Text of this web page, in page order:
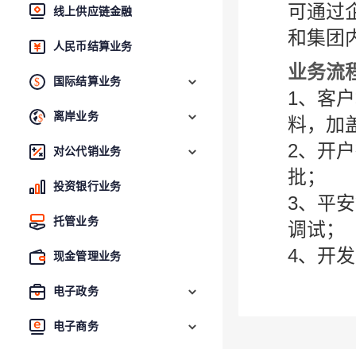
线上供应链金融
人民币结算业务
国际结算业务
离岸业务
对公代销业务
投资银行业务
托管业务
现金管理业务
电子政务
电子商务
可通过
和集团
业务流
1、客
料，加
2、开
批；
3、平
调试；
4、开